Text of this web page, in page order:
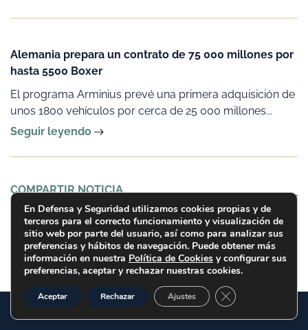
Alemania prepara un contrato de 75 000 millones por
hasta 5500 Boxer
El programa Arminius prevé una primera adquisición de
unos 1800 vehículos por cerca de 25 000 millones...
Seguir leyendo
COMPARTIR NOTICIA
En Defensa y Seguridad utilizamos cookies propias y de
terceros para el correcto funcionamiento y visualización de
sitio web por parte del usuario, así como para analizar sus
preferencias y hábitos de navegación. Puede obtener más
información en nuestra Política de Cookies y configurar sus
preferencias, aceptar y rechazar nuestras cookies.
Aceptar Rechazar Ajustes Cerrar el banner